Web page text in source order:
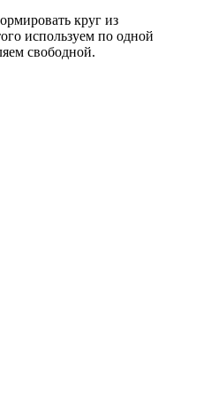
круг из
используем по одной
свободной.